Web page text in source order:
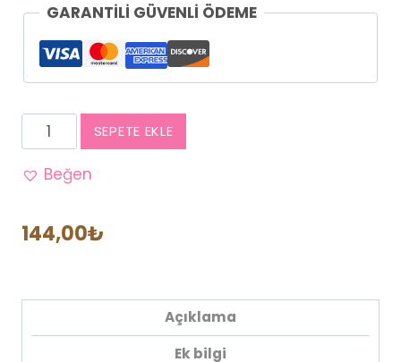
144,00₺
Ayın
Evreleri
1
Tabanlık
adet
SEPETE EKLE
Beğen
GARANTİLİ GÜVENLİ ÖDEME
Açıklama
Ek bilgi